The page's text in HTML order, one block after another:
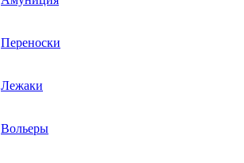
Переноски
Лежаки
Вольеры